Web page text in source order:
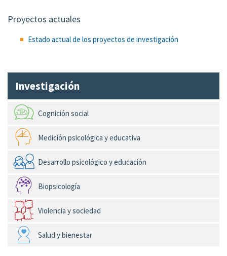
Proyectos actuales
Estado actual de los proyectos de investigación
Investigación
Cognición social
Medición psicológica y educativa
Desarrollo psicológico y educación
Biopsicología
Violencia y sociedad
Salud y bienestar